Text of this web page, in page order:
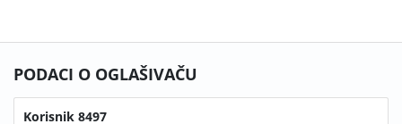
PODACI O OGLAŠIVAČU
Korisnik 8497